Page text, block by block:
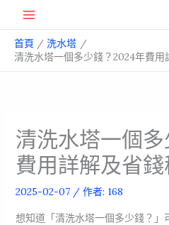
Menu
首頁
洗水塔
清洗水塔一個多少錢？2024年費用
清洗水塔一個
費用詳解及省
2025-02-07 / 作者: 168
想知道「清洗水塔一個多少錢？」